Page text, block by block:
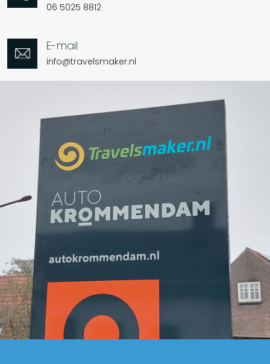
06 5025 8812
E-mail
info@travelsmaker.nl